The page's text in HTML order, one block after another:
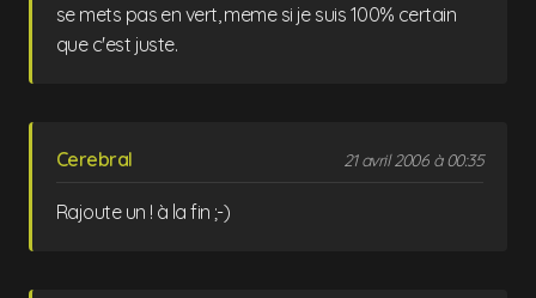
se mets pas en vert, meme si je suis 100% certain
que c'est juste.
Cerebral 21 avril 2006 à 00:35
Rajoute un ! à la fin ;-)